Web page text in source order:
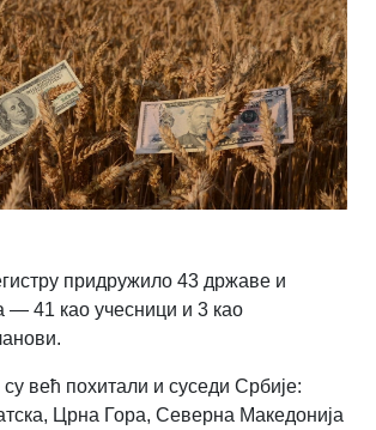
придружило 43 државе и
— 41 као учесници и 3 као
већ похитали и суседи Србије:
Црна Гора, Северна Македонија